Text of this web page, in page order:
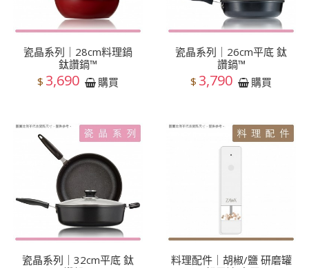
瓷晶系列｜28cm料理鍋
鈦讚鍋™
$ 3,690 購買
瓷晶系列｜26cm平底 鈦
讚鍋™
$ 3,790 購買
瓷晶系列｜32cm平底 鈦
料理配件｜胡椒/鹽 研磨罐